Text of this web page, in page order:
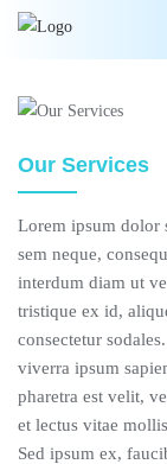
Our Services
Lorem ipsum dolor
sem neque,
interdum diam ut
tristique ex id,
consectetur
viverra ipsum
pharetra est velit,
et lectus vitae
Sed ipsum ex,